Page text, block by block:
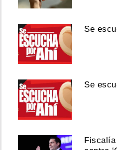
a
en
vivo
Agosto
06,
Ver
esta
Se
Se